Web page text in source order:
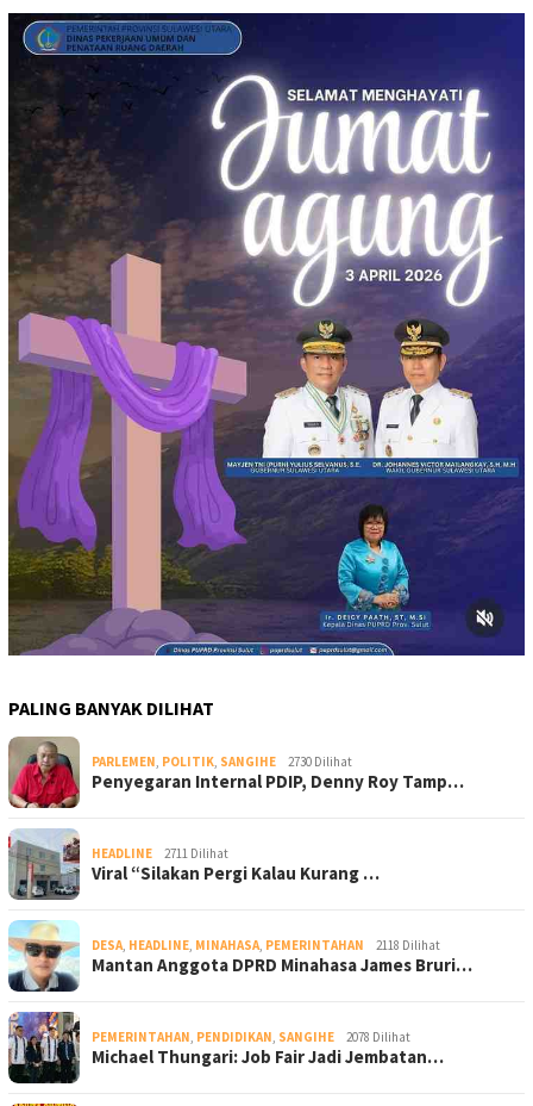
PALING BANYAK DILIHAT
PARLEMEN POLITIK SANGIHE 2730 Dilihat
Penyegaran Internal PDIP, Denny Roy Tamp…
HEADLINE 2711 Dilihat
Viral “Silakan Pergi Kalau Kurang …
DESA HEADLINE MINAHASA PEMERINTAHAN 2118 Dilihat
Mantan Anggota DPRD Minahasa James Bruri…
PEMERINTAHAN PENDIDIKAN SANGIHE 2078 Dilihat
Michael Thungari: Job Fair Jadi Jembatan…